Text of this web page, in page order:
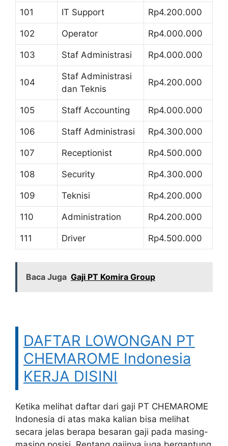
101 IT Support Rp4.200.000
102 Operator Rp4.000.000
103 Staf Administrasi Rp4.000.000
104
Staf Administrasi
dan Teknis
Rp4.200.000
105 Staff Accounting Rp4.000.000
106 Staff Administrasi Rp4.300.000
107 Receptionist Rp4.500.000
108 Security Rp4.300.000
109 Teknisi Rp4.200.000
110 Administration Rp4.200.000
111 Driver Rp4.500.000
Baca Juga Gaji PT Komira Group
DAFTAR LOWONGAN PT
CHEMAROME Indonesia
KERJA DISINI
Ketika melihat daftar dari gaji PT CHEMAROME
Indonesia di atas maka kalian bisa melihat
secara jelas berapa besaran gaji pada masing-